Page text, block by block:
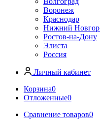
Воронеж
Краснодар
Нижний
Ростов-на-Дону
Элиста
Россия
Личный кабинет
Корзина0
Отложенные0
Сравнение товаров0